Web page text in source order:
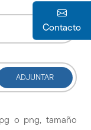
archivo
o png, tamaño
Contacto